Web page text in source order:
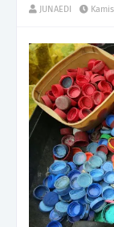
JUNAEDI